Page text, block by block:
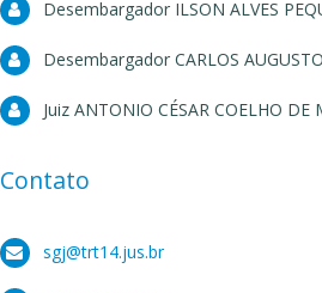
Desembargador ILSON ALVES
Desembargador CARLOS
Juiz ANTONIO CÉSAR COELHO DE
Contato
sgj@trt14.jus.br